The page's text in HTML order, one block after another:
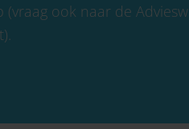
ook naar de